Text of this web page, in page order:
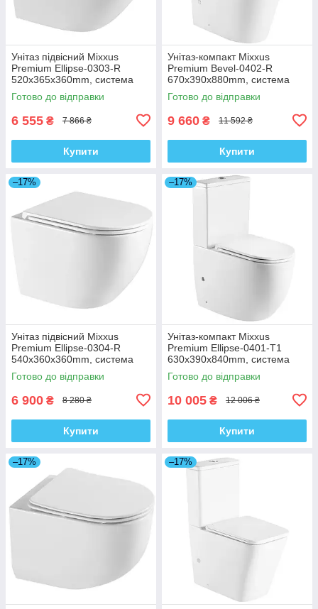
Унітаз підвісний Mixxus
Premium Ellipse-0303-R
520x365x360mm, система
змиву Rimless (MP6463)
Готово до відправки
6 555 ₴ 7 866 ₴
Купити
Унітаз-компакт Mixxus
Premium Bevel-0402-R
670x390x880mm, система
змиву RIMLESS (MP6474)
Готово до відправки
9 660 ₴ 11 592 ₴
Купити
–17%
Унітаз підвісний Mixxus
Premium Ellipse-0304-R
540x360x360mm, система
змиву Rimless (MP6466)
Готово до відправки
6 900 ₴ 8 280 ₴
Купити
–17%
Унітаз-компакт Mixxus
Premium Ellipse-0401-T1
630x390x840mm, система
змиву TORNADO 1.0
(MP6467)
Готово до відправки
10 005 ₴ 12 006 ₴
Купити
–17% –17%